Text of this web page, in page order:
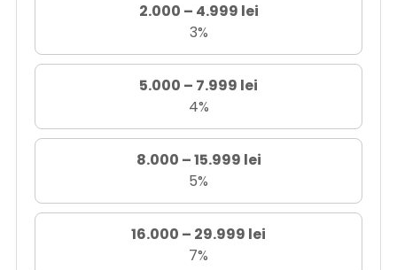
2.000 – 4.999 lei
3%
5.000 – 7.999 lei
4%
8.000 – 15.999 lei
5%
16.000 – 29.999 lei
7%